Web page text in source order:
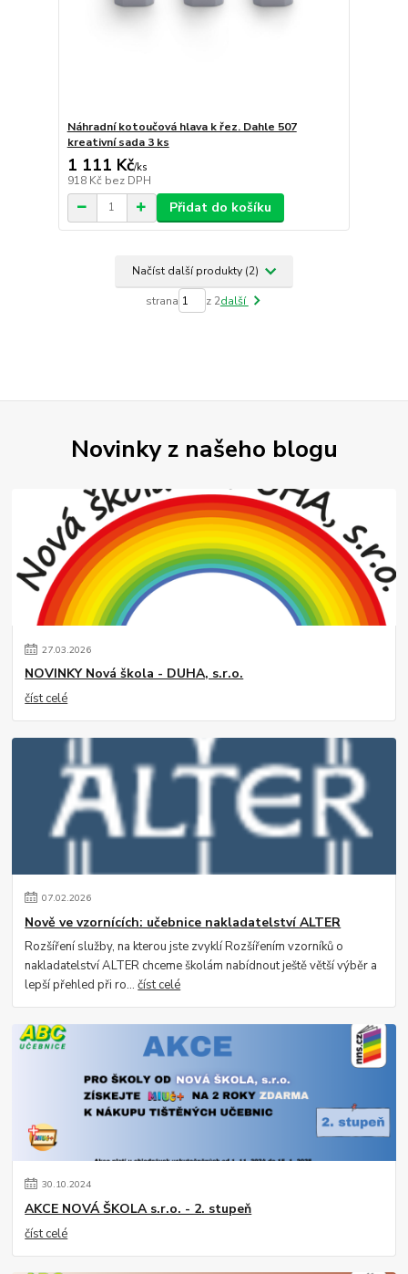
Náhradní kotoučová hlava k řez. Dahle 507
kreativní sada 3 ks
1 111 Kč/ks
918 Kč bez DPH
Přidat do košíku
Načíst další produkty (2)
strana z 2další
Novinky z našeho blogu
27.03.2026
NOVINKY Nová škola - DUHA, s.r.o.
číst celé
07.02.2026
Nově ve vzornících: učebnice nakladatelství ALTER
Rozšíření služby, na kterou jste zvyklí Rozšířením vzorníků o
nakladatelství ALTER chceme školám nabídnout ještě větší výběr a
lepší přehled při ro...číst celé
30.10.2024
AKCE NOVÁ ŠKOLA s.r.o. - 2. stupeň
číst celé